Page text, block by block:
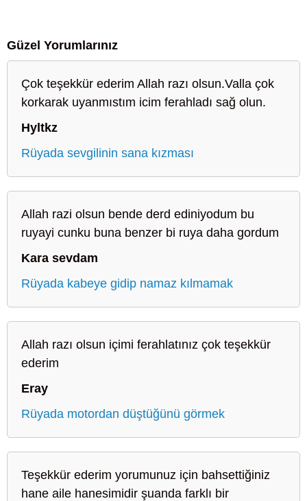
Güzel Yorumlarınız
Çok teşekkür ederim Allah razı olsun.Valla çok
korkarak uyanmıstım icim ferahladı sağ olun.
Hyltkz
Rüyada sevgilinin sana kızması
Allah razi olsun bende derd ediniyodum bu
ruyayi cunku buna benzer bi ruya daha gordum
Kara sevdam
Rüyada kabeye gidip namaz kılmamak
Allah razı olsun içimi ferahlatınız çok teşekkür
ederim
Eray
Rüyada motordan düştüğünü görmek
Teşekkür ederim yorumunuz için bahsettiğiniz
hane aile hanesimidir şuanda farklı bir